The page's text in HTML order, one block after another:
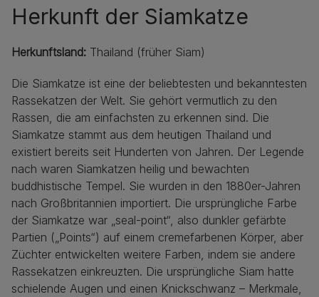
Herkunft der Siamkatze
Herkunftsland: Thailand (früher Siam)
Die Siamkatze ist eine der beliebtesten und bekanntesten
Rassekatzen der Welt. Sie gehört vermutlich zu den
Rassen, die am einfachsten zu erkennen sind. Die
Siamkatze stammt aus dem heutigen Thailand und
existiert bereits seit Hunderten von Jahren. Der Legende
nach waren Siamkatzen heilig und bewachten
buddhistische Tempel. Sie wurden in den 1880er-Jahren
nach Großbritannien importiert. Die ursprüngliche Farbe
der Siamkatze war „seal-point“, also dunkler gefärbte
Partien („Points“) auf einem cremefarbenen Körper, aber
Züchter entwickelten weitere Farben, indem sie andere
Rassekatzen einkreuzten. Die ursprüngliche Siam hatte
schielende Augen und einen Knickschwanz – Merkmale,